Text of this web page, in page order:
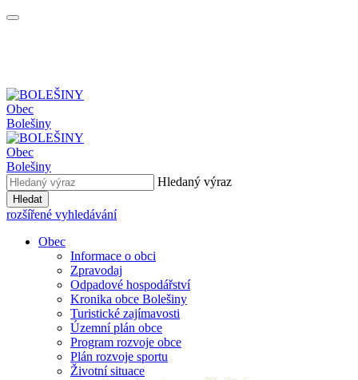
Obec
Bolešiny
Obec
Bolešiny
Hledaný výraz
Hledat
rozšířené vyhledávání
Obec
Informace o obci
Zpravodaj
Odpadové hospodářství
Kronika obce Bolešiny
Turistické zajímavosti
Územní plán obce
Program rozvoje obce
Plán rozvoje sportu
Životní situace